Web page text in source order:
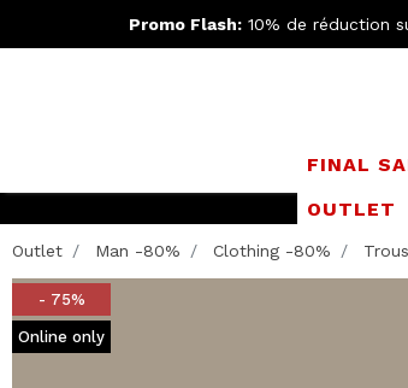
Promo Flash: 10% de réduction
FINAL
OUTLET
Outlet Man -80% Clothing -80%
- 75%
Online only